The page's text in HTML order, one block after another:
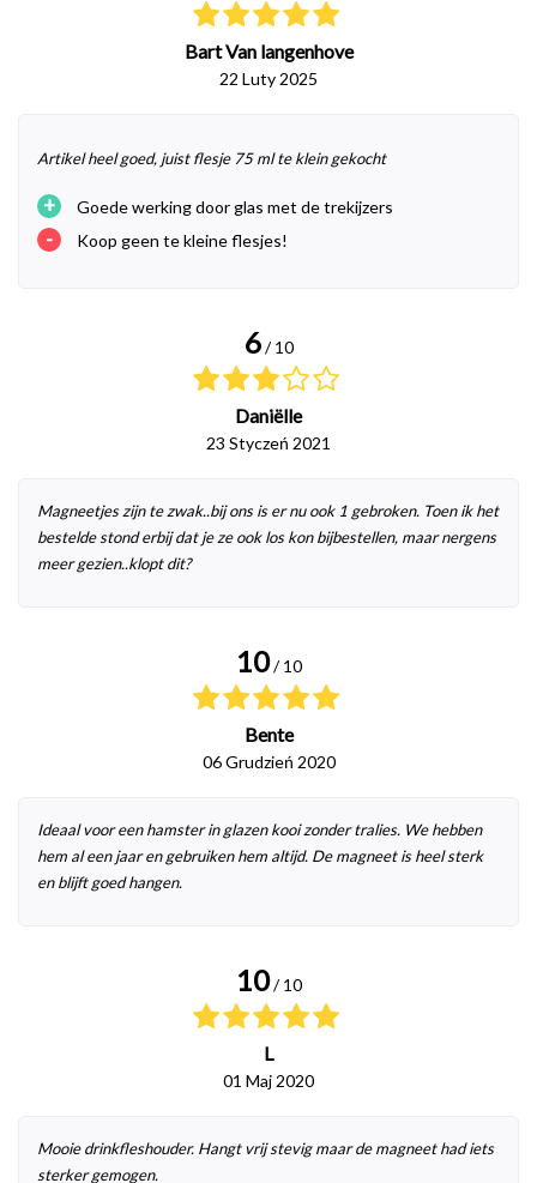
Bart Van langenhove
22 Luty 2025
Artikel heel goed, juist flesje 75 ml te klein gekocht
+ Goede werking door glas met de trekijzers
- Koop geen te kleine flesjes!
6 / 10
Daniëlle
23 Styczeń 2021
Magneetjes zijn te zwak..bij ons is er nu ook 1 gebroken. Toen ik het
bestelde stond erbij dat je ze ook los kon bijbestellen, maar nergens
meer gezien..klopt dit?
10 / 10
Bente
06 Grudzień 2020
Ideaal voor een hamster in glazen kooi zonder tralies. We hebben
hem al een jaar en gebruiken hem altijd. De magneet is heel sterk
en blijft goed hangen.
10 / 10
L
01 Maj 2020
Mooie drinkfleshouder. Hangt vrij stevig maar de magneet had iets
sterker gemogen.